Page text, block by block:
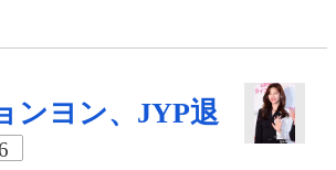
ンヨン、JYP退